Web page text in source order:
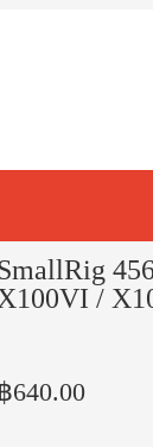
/
฿640.00